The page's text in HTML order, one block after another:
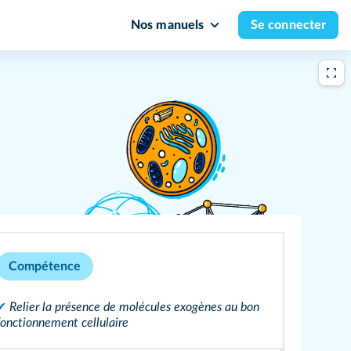
Nos manuels Se connecter
Compétence
Relier la présence de molécules exogènes au bon
cellulaire